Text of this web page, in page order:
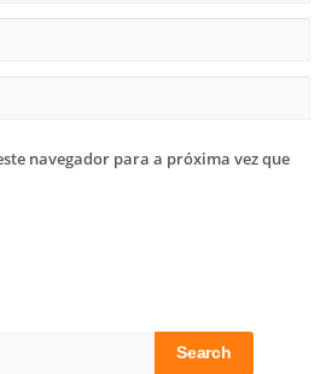
navegador para a próxima vez que